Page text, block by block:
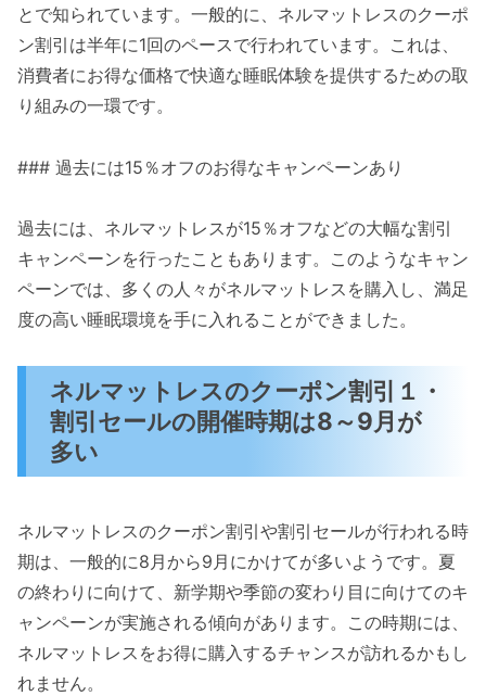
とで知られています。一般的に、ネルマットレスのクーポ
ン割引は半年に1回のペースで行われています。これは、
消費者にお得な価格で快適な睡眠体験を提供するための取
り組みの一環です。
### 過去には15％オフのお得なキャンペーンあり
過去には、ネルマットレスが15％オフなどの大幅な割引
キャンペーンを行ったこともあります。このようなキャン
ペーンでは、多くの人々がネルマットレスを購入し、満足
度の高い睡眠環境を手に入れることができました。
ネルマットレスのクーポン割引１・
割引セールの開催時期は8～9月が
多い
ネルマットレスのクーポン割引や割引セールが行われる時
期は、一般的に8月から9月にかけてが多いようです。夏
の終わりに向けて、新学期や季節の変わり目に向けてのキ
ャンペーンが実施される傾向があります。この時期には、
ネルマットレスをお得に購入するチャンスが訪れるかもし
れません。